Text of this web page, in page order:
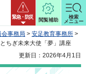
緊急・防災
閲覧補助
検索
メニュー
事務局 > 安足教育事務所 >
ちぎ未来大使「夢」講座
更新日：2026年4月1日